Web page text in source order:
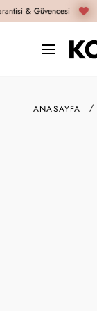
& Güvencesi
ANASAYFA